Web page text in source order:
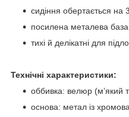
сидіння обертається на
посилена металева
тихі й делікатні для
Технічні характеристики:
оббивка: велюр (м’який
основа: метал із